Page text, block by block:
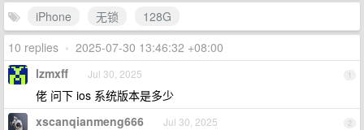
iPhone
无锁
128G
10 replies • 2025-07-30 13:46:32 +08:00
1
lzmxff Jul 30, 2025
佬 问下 ios 系统版本是多少
2
xscanqianmeng666 Jul 30, 2025